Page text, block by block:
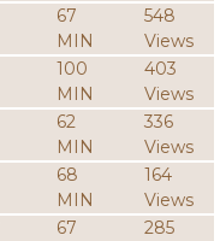
67
MIN
548
Views
100
MIN
403
Views
62
MIN
336
Views
68
MIN
164
Views
67
285